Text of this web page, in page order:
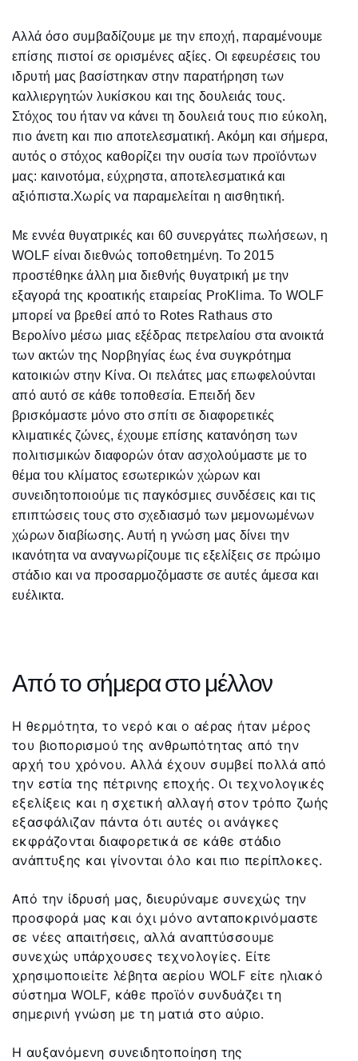
Αλλά όσο συμβαδίζουμε με την εποχή, παραμένουμε
επίσης πιστοί σε ορισμένες αξίες. Οι εφευρέσεις του
ιδρυτή μας βασίστηκαν στην παρατήρηση των
καλλιεργητών λυκίσκου και της δουλειάς τους.
Στόχος του ήταν να κάνει τη δουλειά τους πιο εύκολη,
πιο άνετη και πιο αποτελεσματική. Ακόμη και σήμερα,
αυτός ο στόχος καθορίζει την ουσία των προϊόντων
μας: καινοτόμα, εύχρηστα, αποτελεσματικά και
αξιόπιστα.Χωρίς να παραμελείται η αισθητική.
Με εννέα θυγατρικές και 60 συνεργάτες πωλήσεων, η
WOLF είναι διεθνώς τοποθετημένη. Το 2015
προστέθηκε άλλη μια διεθνής θυγατρική με την
εξαγορά της κροατικής εταιρείας ProKlima. Το WOLF
μπορεί να βρεθεί από το Rotes Rathaus στο
Βερολίνο μέσω μιας εξέδρας πετρελαίου στα ανοικτά
των ακτών της Νορβηγίας έως ένα συγκρότημα
κατοικιών στην Κίνα. Οι πελάτες μας επωφελούνται
από αυτό σε κάθε τοποθεσία. Επειδή δεν
βρισκόμαστε μόνο στο σπίτι σε διαφορετικές
κλιματικές ζώνες, έχουμε επίσης κατανόηση των
πολιτισμικών διαφορών όταν ασχολούμαστε με το
θέμα του κλίματος εσωτερικών χώρων και
συνειδητοποιούμε τις παγκόσμιες συνδέσεις και τις
επιπτώσεις τους στο σχεδιασμό των μεμονωμένων
χώρων διαβίωσης. Αυτή η γνώση μας δίνει την
ικανότητα να αναγνωρίζουμε τις εξελίξεις σε πρώιμο
στάδιο και να προσαρμοζόμαστε σε αυτές άμεσα και
ευέλικτα.
Από το σήμερα στο μέλλον
Η θερμότητα, το νερό και ο αέρας ήταν μέρος
του βιοπορισμού της ανθρωπότητας από την
αρχή του χρόνου. Αλλά έχουν συμβεί πολλά από
την εστία της πέτρινης εποχής. Οι τεχνολογικές
εξελίξεις και η σχετική αλλαγή στον τρόπο ζωής
εξασφάλιζαν πάντα ότι αυτές οι ανάγκες
εκφράζονται διαφορετικά σε κάθε στάδιο
ανάπτυξης και γίνονται όλο και πιο περίπλοκες.
Από την ίδρυσή μας, διευρύναμε συνεχώς την
προσφορά μας και όχι μόνο ανταποκρινόμαστε
σε νέες απαιτήσεις, αλλά αναπτύσσουμε
συνεχώς υπάρχουσες τεχνολογίες. Είτε
χρησιμοποιείτε λέβητα αερίου WOLF είτε ηλιακό
σύστημα WOLF, κάθε προϊόν συνδυάζει τη
σημερινή γνώση με τη ματιά στο αύριο.
Η αυξανόμενη συνειδητοποίηση της